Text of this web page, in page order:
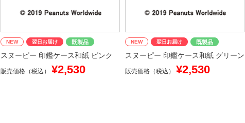
NEW 翌日お届け 既製品
スヌーピー 印鑑ケース和紙 ピンク
販売価格（税込） ¥2,530
NEW 翌日お届け 既製品
スヌーピー 印鑑ケース和紙 グリーン
販売価格（税込） ¥2,530